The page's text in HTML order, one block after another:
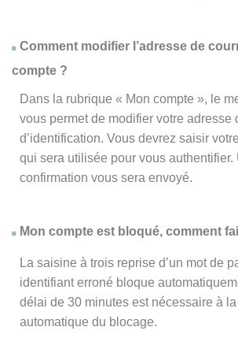
Comment modifier l’adresse de
compte ?
Dans la rubrique « Mon compte », le
vous permet de modifier votre adresse
d’identification. Vous devrez saisir
qui sera utilisée pour vous authentifier.
confirmation vous sera envoyé.
Mon compte est bloqué, comment
La saisine à trois reprise d’un mot de
identifiant erroné bloque
délai de 30 minutes est nécessaire à
automatique du blocage.